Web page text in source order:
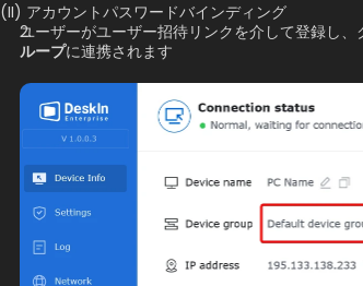
(II) アカウントパスワードバインディング
ユーザーがユーザー招待リンクを介して登録し
ループに連携されます